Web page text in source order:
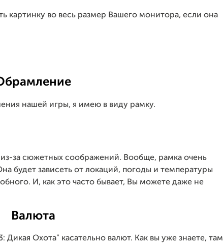
картинку во весь размер Вашего монитора, если она
нашей игры, я имею в виду рамку.
за сюжетных соображений. Вообще, рамка очень
будет зависеть от локаций, погоды и температуры
И, как это часто бывает, Вы можете даже не
Валюта
Охота" касательно валют. Как вы уже знаете, там